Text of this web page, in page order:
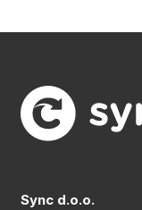
Sync d.o.o.